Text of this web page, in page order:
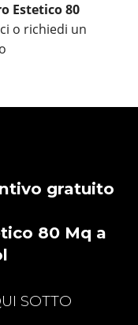
Estetico 80
o richiedi un
gratuito
80 Mq a
SOTTO